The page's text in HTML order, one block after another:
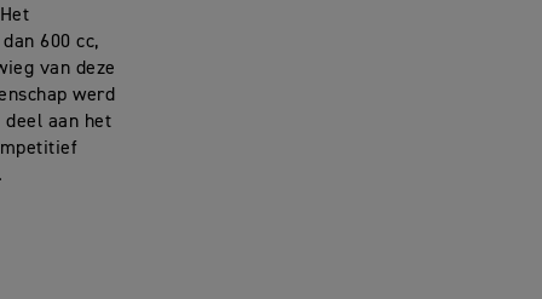
600 cc,
van deze
werd
deel aan het